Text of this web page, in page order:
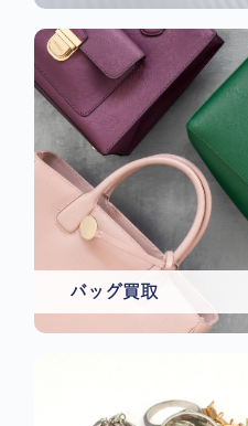
バッグ買取